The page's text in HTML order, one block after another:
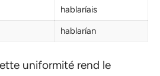
hablaríais
hablarían
uniformité rend le